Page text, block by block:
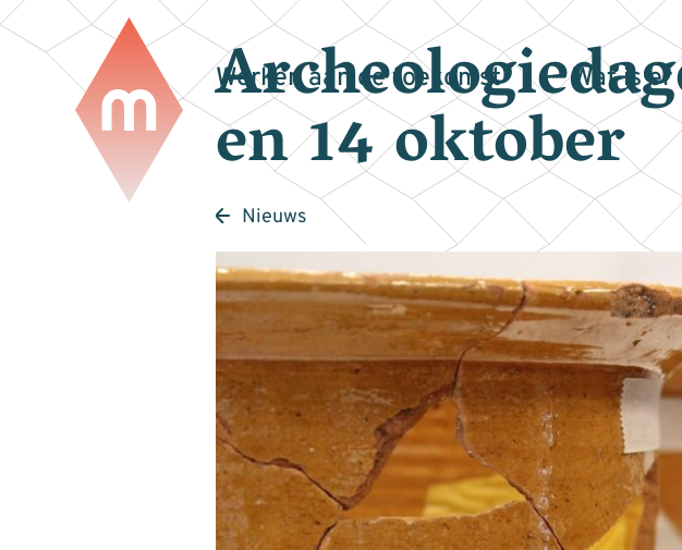
Werken aan de toekomst Wat is er
en 14 oktober
Nieuws